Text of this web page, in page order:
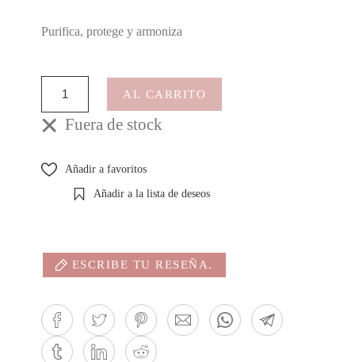
Purifica, protege y armoniza
AL CARRITO
Fuera de stock
Añadir a favoritos
Añadir a la lista de deseos
ESCRIBE TU RESEÑA.